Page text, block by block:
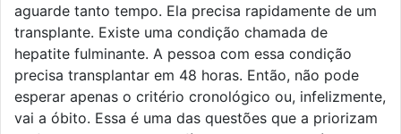
aguarde tanto tempo. Ela precisa rapidamente de um
transplante. Existe uma condição chamada de
hepatite fulminante. A pessoa com essa condição
precisa transplantar em 48 horas. Então, não pode
esperar apenas o critério cronológico ou, infelizmente,
vai a óbito. Essa é uma das questões que a priorizam